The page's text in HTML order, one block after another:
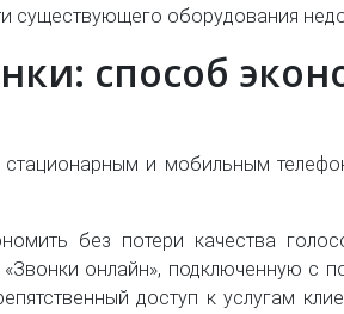
существующего оборудования
способ
и мобильным
без потери качества
«Звонки онлайн», подключенную
доступ к услугам